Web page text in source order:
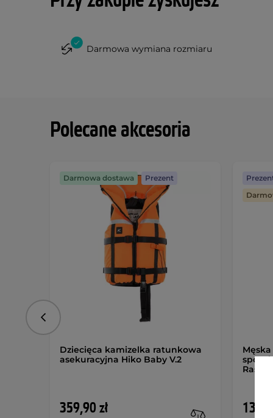
Darmowa wymiana rozmiaru
Polecane akcesoria
Dziecięca kamizelka ratunkowa
asekuracyjna Hiko Baby V.2
359,90 zł
Darmowa dostawa Prezent
Poprzedni